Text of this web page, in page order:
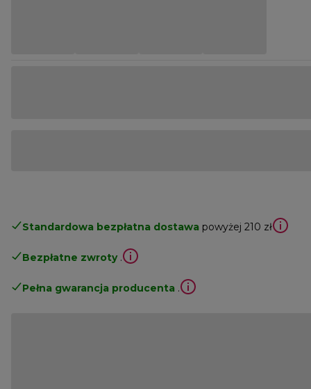
Standardowa bezpłatna dostawa powyżej 210 zł
Bezpłatne zwroty .
Pełna gwarancja producenta .